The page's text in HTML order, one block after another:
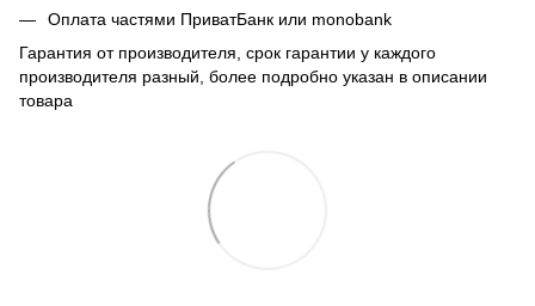
Оплата частями ПриватБанк или monobank
Гарантия от производителя, срок гарантии у каждого
производителя разный, более подробно указан в описании
товара